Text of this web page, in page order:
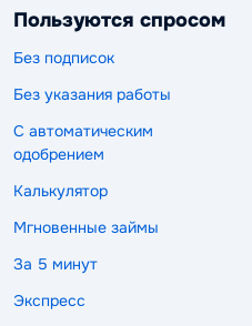
Пользуются спросом
Без подписок
Без указания работы
С автоматическим
одобрением
Калькулятор
Мгновенные займы
За 5 минут
Экспресс